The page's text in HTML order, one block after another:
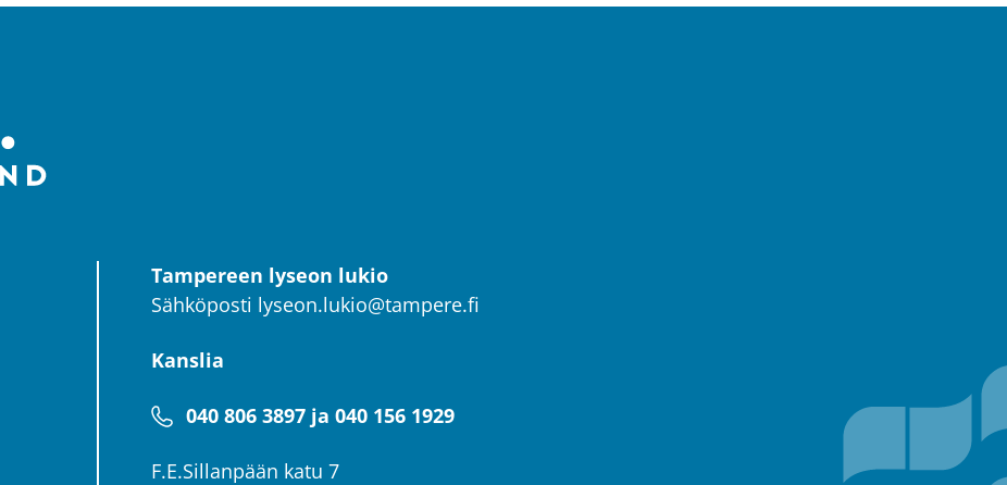
Tampereen lyseon lukio
Sähköposti lyseon.lukio@tampere.fi
Kanslia
040 806 3897 ja 040 156 1929
F.E.Sillanpään katu 7